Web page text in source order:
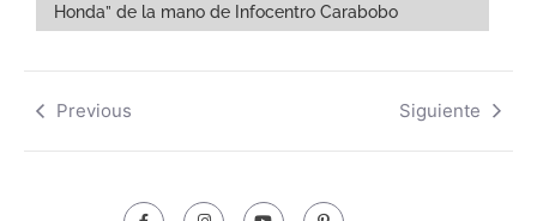
Honda” de la mano de Infocentro Carabobo
Previous Siguiente